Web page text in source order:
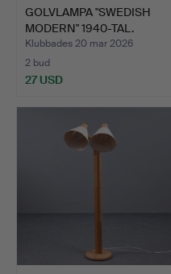
GOLVLAMPA "SWEDISH
MODERN" 1940-TAL.
Klubbades 20 mar 2026
2 bud
27 USD